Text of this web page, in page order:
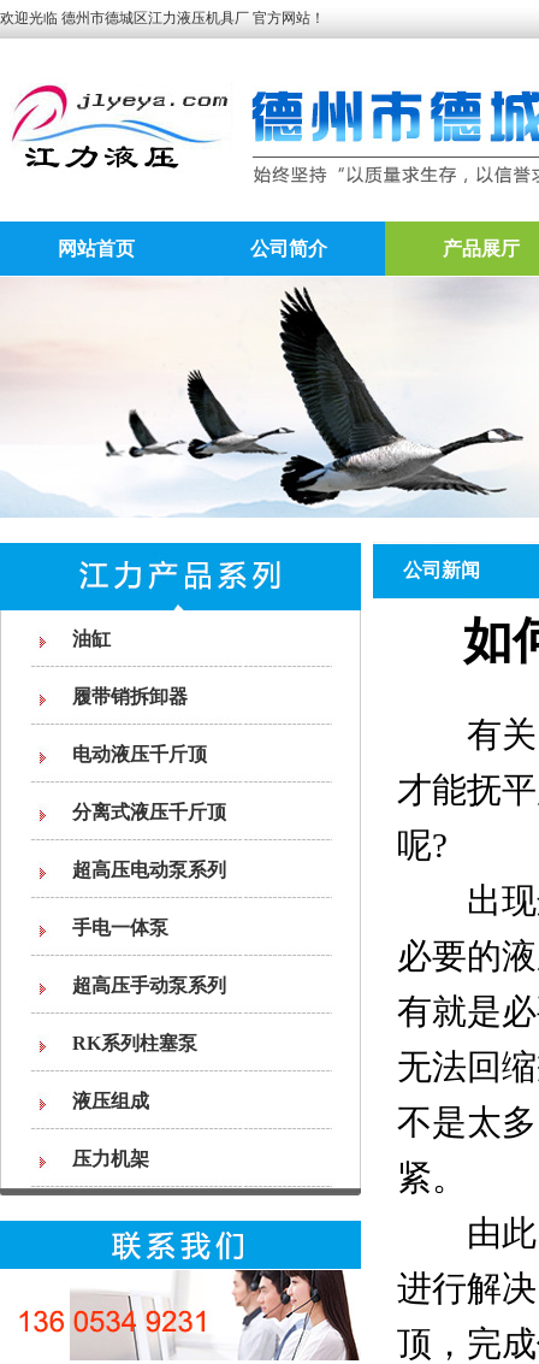
欢迎光临 德州市德城区江力液压机具厂 官方网站！
网站首页 公司简介 产品展厅
油缸
履带销拆卸器
电动液压千斤顶
分离式液压千斤顶
超高压电动泵系列
手电一体泵
超高压手动泵系列
RK系列柱塞泵
液压组成
压力机架
公司新闻
如
有关
才能抚
呢?
出现这
必要的
有就是
无法回
不是太
紧。
由此
进行解
顶，完